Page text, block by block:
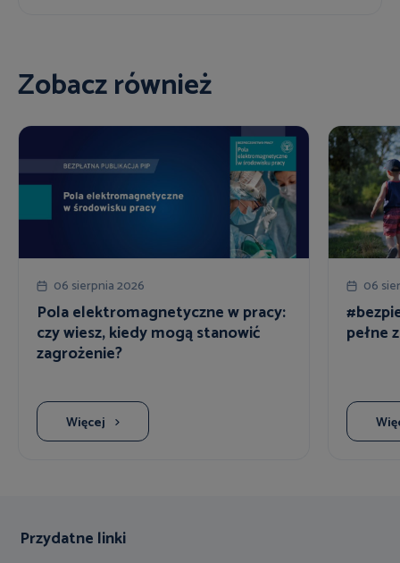
Zobacz również
06 sierpnia 2026
Pola elektromagnetyczne w pracy:
czy wiesz, kiedy mogą stanowić
zagrożenie?
Więcej
06
pełne
Przydatne linki